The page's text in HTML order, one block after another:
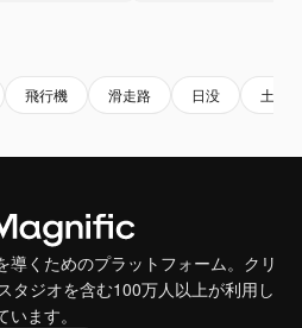
飛行機 滑走路 日没 土地
導くためのプラットフォーム。クリ
タジオを含む100万人以上が利用し
います。